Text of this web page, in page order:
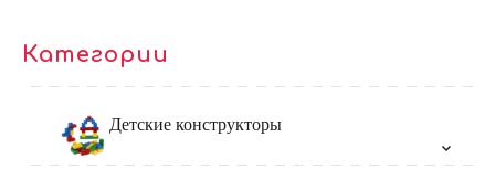
Категории
Детские конструкторы